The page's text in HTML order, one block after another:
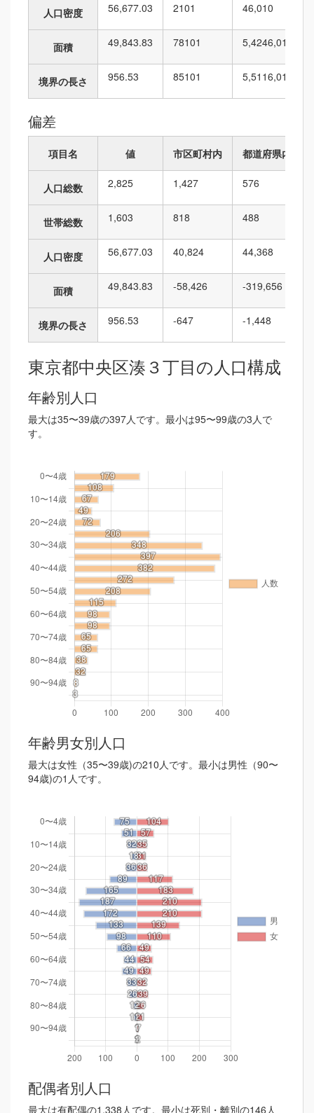
人口密度 56,677.03 2101 46,010
面積 49,843.83 78101 5,4246,010
境界の長さ 956.53 85101 5,5116,010
偏差
項目名 値 市区町村内 都道府県内
人口総数 2,825 1,427 576
世帯総数 1,603 818 488
人口密度 56,677.03 40,824 44,368
面積 49,843.83 -58,426 -319,656
境界の長さ 956.53 -647 -1,448
東京都中央区湊３丁目の人口構成
年齢別人口
最大は35〜39歳の397人です。最小は95〜99歳の3人で
す。
年齢男女別人口
最大は女性（35〜39歳)の210人です。最小は男性（90〜
94歳)の1人です。
配偶者別人口
最大は有配偶の1,338人です。最小は死別・離別の146人